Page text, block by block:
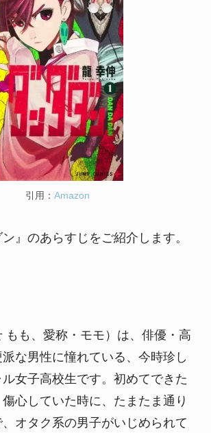
引用： Amazon
』のあらすじをご紹介します。
もも、愛称・モモ）は、俳優・高
な男性に憧れている、今時珍し
女子高校生です。初めてできた
心していた時に、たまたま通り
オタク系の男子がいじめられて